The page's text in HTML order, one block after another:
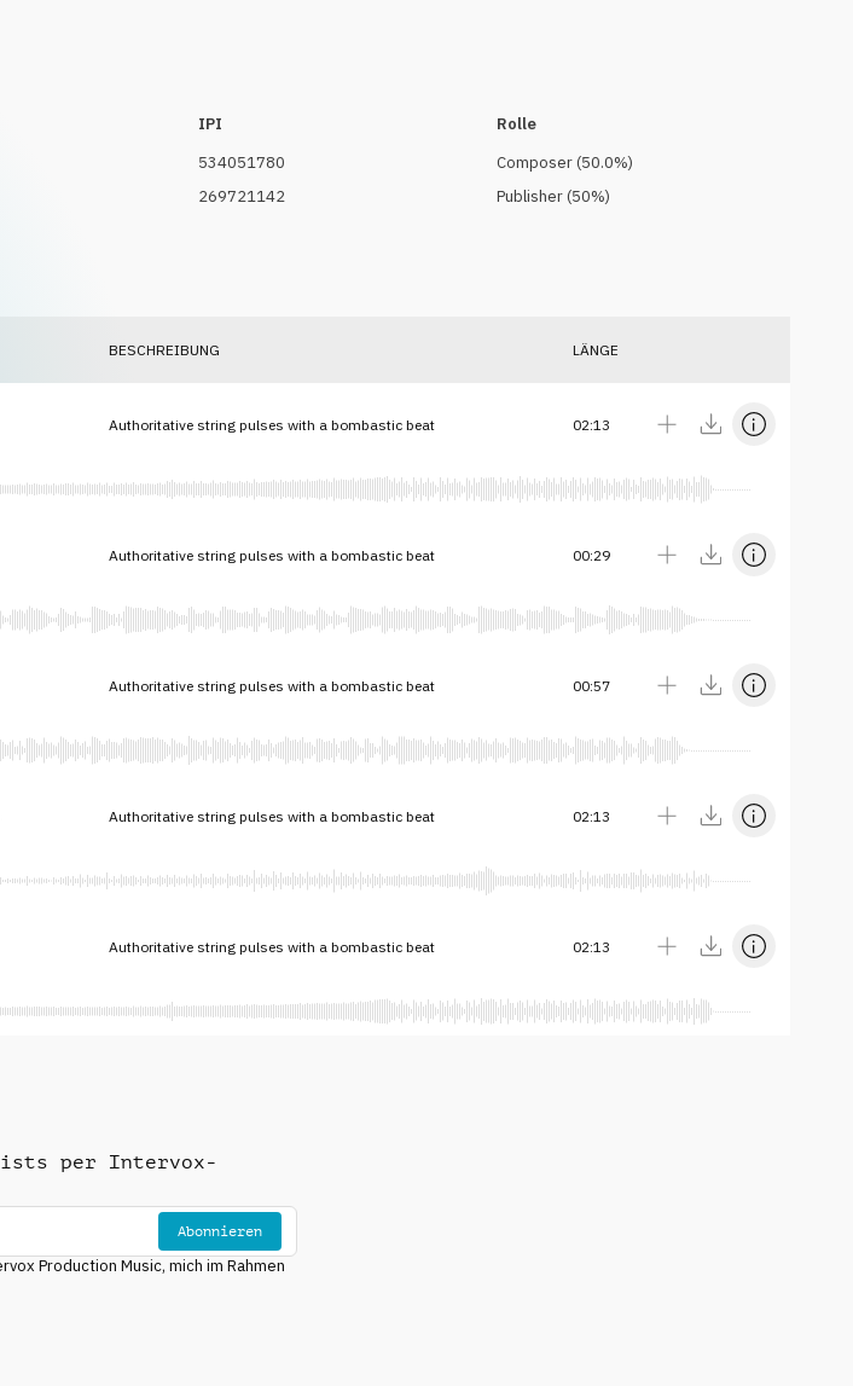
IPI
Rolle
534051780 Composer(50.0%)
269721142 Publisher(50%)
BESCHREIBUNG LÄNGE
Authoritative string pulses with a bombastic beat 02:13
Authoritative string pulses with a bombastic beat 00:29
Authoritative string pulses with a bombastic beat 00:57
Authoritative string pulses with a bombastic beat 02:13
Authoritative string pulses with a bombastic beat 02:13
per Intervox-
Abonnieren
Production Music, mich im Rahmen